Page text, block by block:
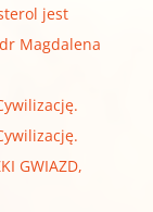
jest
Magdalena
GWIAZD,